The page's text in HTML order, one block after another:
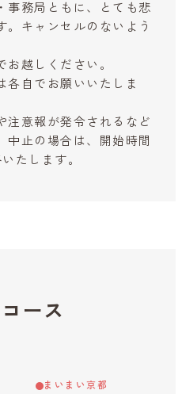
事務局ともに、とても悲
。キャンセルのないよう
越しください。
各自でお願いいたしま
注意報が発令されるなど
中止の場合は、開始時間
たします。
ース
まいまい京都